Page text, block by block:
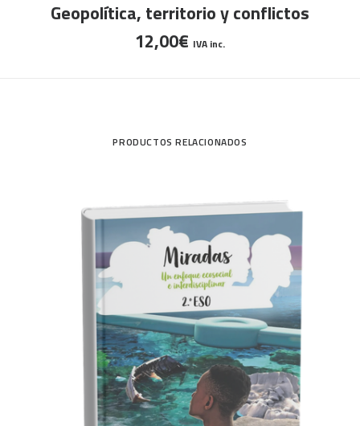
AÑADIR AL CARRITO
Geopolítica, territorio y conflictos
12,00€ IVA inc.
PRODUCTOS RELACIONADOS